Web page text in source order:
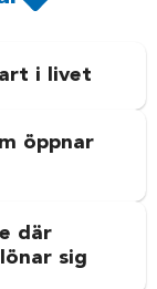
i livet
öppnar
där
sig